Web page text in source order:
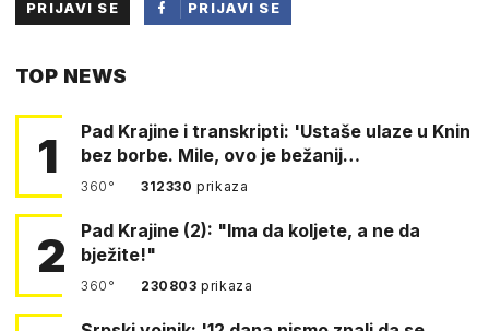
PRIJAVI SE
PRIJAVI SE
TOP NEWS
1
Pad Krajine i transkripti: 'Ustaše ulaze u Knin
bez borbe. Mile, ovo je bežanij…
360° 312330prikaza
2
Pad Krajine (2): "Ima da koljete, a ne da
bježite!"
360° 230803prikaza